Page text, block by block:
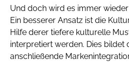
Und doch wird es immer
Ein besserer Ansatz ist die
Hilfe derer tiefere kulturelle
interpretiert werden. Dies bildet
anschließende